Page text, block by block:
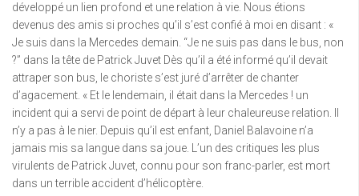
développé un lien profond et une relation à vie. Nous étions
devenus des amis si proches qu’il s’est confié à moi en disant : «
Je suis dans la Mercedes demain. “Je ne suis pas dans le bus, non
?” dans la tête de Patrick Juvet Dès qu’il a été informé qu’il devait
attraper son bus, le choriste s’est juré d’arrêter de chanter
d’agacement. « Et le lendemain, il était dans la Mercedes ! un
incident qui a servi de point de départ à leur chaleureuse relation. Il
n’y a pas à le nier. Depuis qu’il est enfant, Daniel Balavoine n’a
jamais mis sa langue dans sa joue. L’un des critiques les plus
virulents de Patrick Juvet, connu pour son franc-parler, est mort
dans un terrible accident d’hélicoptère.